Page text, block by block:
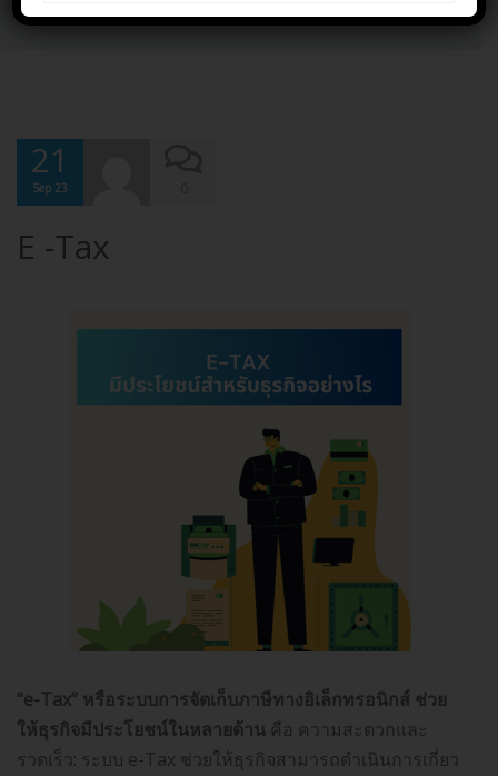
Home
21
Sep 23
E -Tax
“e-Tax” หรือระบบการจัดเก็บภาษีทางอิเล็กทรอนิกส์ ช่วย
ให้ธุรกิจมีประโยชน์ในหลายด้าน คือ ความสะดวกและ
รวดเร็ว: ระบบ e-Tax ช่วยให้ธุรกิจสามารถดำเนินการเกี่ยว